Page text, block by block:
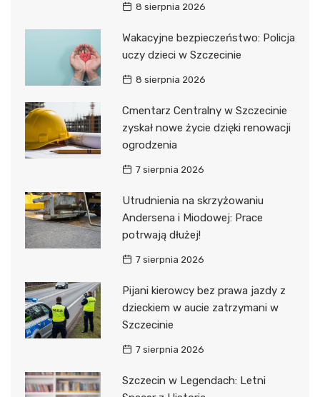
8 sierpnia 2026
Wakacyjne bezpieczeństwo: Policja
uczy dzieci w Szczecinie
8 sierpnia 2026
Cmentarz Centralny w Szczecinie
zyskał nowe życie dzięki renowacji
ogrodzenia
7 sierpnia 2026
Utrudnienia na skrzyżowaniu
Andersena i Miodowej: Prace
potrwają dłużej!
7 sierpnia 2026
Pijani kierowcy bez prawa jazdy z
dzieckiem w aucie zatrzymani w
Szczecinie
7 sierpnia 2026
Szczecin w Legendach: Letni